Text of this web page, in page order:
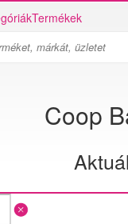
Termékek
Coop